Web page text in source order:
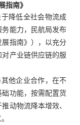
指南》
降低全社会物流成
能力，民航局发布
展指南》），以充分
产业链供应链的服
他企业合作，在不
功能，按需配置货
动物流降本增效、